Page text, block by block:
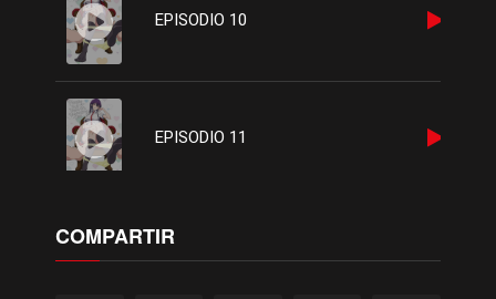
EPISODIO 10
EPISODIO 11
COMPARTIR